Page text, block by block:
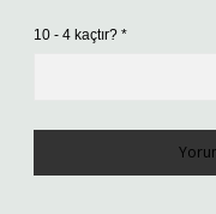
10 - 4 kaçtır? *